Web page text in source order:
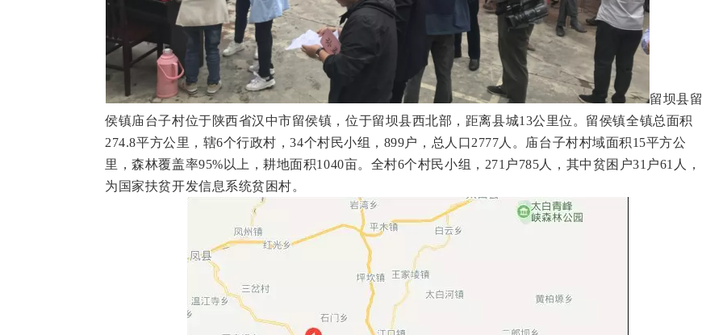
留坝县留
侯镇庙台子村位于陕西省汉中市留侯镇，位于留坝县西北部，距离县城13公里位。留侯镇全镇总面积
274.8平方公里，辖6个行政村，34个村民小组，899户，总人口2777人。庙台子村村域面积15平方公
里，森林覆盖率95%以上，耕地面积1040亩。全村6个村民小组，271户785人，其中贫困户31户61人，
为国家扶贫开发信息系统贫困村。